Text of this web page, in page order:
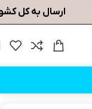
ارسال به کل